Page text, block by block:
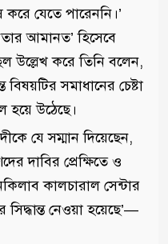
যেতে পারেননি।’
আমানত’ হিসেবে
উল্লেখ করে তিনি বলেন,
সমাধানের চেষ্টা
হয়ে উঠেছে।
যে সম্মান দিয়েছেন,
দাবির প্রেক্ষিতে ও
কালচারাল সেন্টার
সিদ্ধান্ত নেওয়া হয়েছে’—